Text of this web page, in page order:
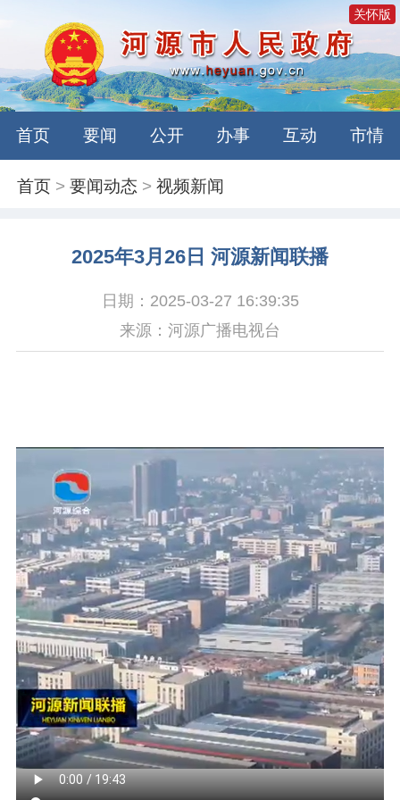
关怀版
首页 要闻 公开 办事 互动 市情
首页 >要闻动态 >视频新闻
2025年3月26日 河源新闻联播
日期：2025-03-27 16:39:35
来源：河源广播电视台